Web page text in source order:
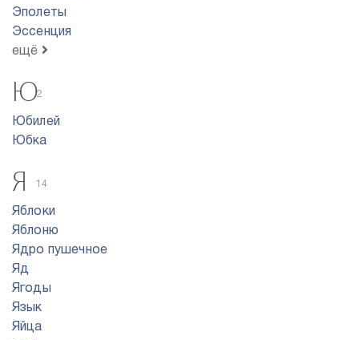
Эполеты
Эссенция
ещё
Ю2
Юбилей
Юбка
Я 14
Яблоки
Яблоню
Ядро пyшeчнoe
Яд
Ягоды
Язык
Яйца